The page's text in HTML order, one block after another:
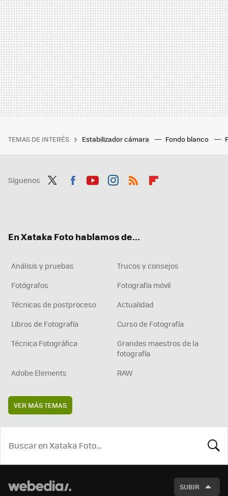
TEMAS DE INTERÉS Estabilizador cámara Fondo blanco
Síguenos
En Xataka Foto hablamos de...
Análisis y pruebas
Trucos y consejos
Fotógrafos
Fotografía móvil
Técnicas de postproceso
Actualidad
Libros de Fotografía
Curso de Fotografía
Técnica Fotográfica
Grandes maestros de la
fotografía
Adobe Elements
RAW
VER MÁS TEMAS
SUBIR